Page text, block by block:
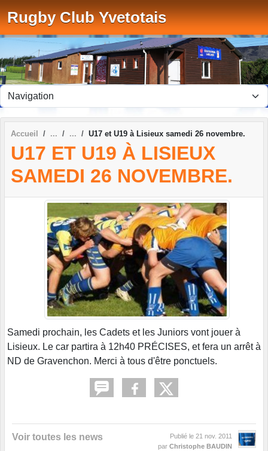
Rugby Club Yvetotais
Accueil U17 et U19 à Lisieux samedi 26 novembre.
U17 ET U19 À LISIEUX
SAMEDI 26 NOVEMBRE.
Samedi prochain, les Cadets et les Juniors vont jouer à
Lisieux. Le car partira à 12h40 PRÉCISES, et fera un arrêt à
ND de Gravenchon. Merci à tous d'être ponctuels.
Voir toutes les news Publié le 21 nov. 2011
par Christophe BAUDIN